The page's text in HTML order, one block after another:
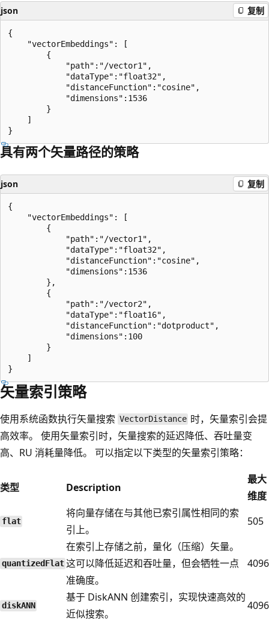
json 复制
{
    "vectorEmbeddings": [
        {
            "path":"/vector1",
            "dataType":"float32",
            "distanceFunction":"cosine",
            "dimensions":1536
        }
    ]
具有两个矢量路径的策略
json 复制
{
    "vectorEmbeddings": [
        {
            "path":"/vector1",
            "dataType":"float32",
            "distanceFunction":"cosine",
            "dimensions":1536
        },
        {
            "path":"/vector2",
            "dataType":"float16",
            "distanceFunction":"dotproduct",
            "dimensions":100
        }
    ]
矢量索引策略
使用系统函数执行矢量搜索 VectorDistance 时，矢量索引会提
高效率。 使用矢量索引时，矢量搜索的延迟降低、吞吐量变
高、RU 消耗量降低。 可以指定以下类型的矢量索引策略：
类型 Description
最大
维度
flat
将向量存储在与其他已索引属性相同的索
引上。
505
quantizedFlat
在索引上存储之前，量化（压缩）矢量。
这可以降低延迟和吞吐量，但会牺牲一点
准确度。
4096
diskANN
基于 DiskANN 创建索引，实现快速高效的
近似搜索。
4096